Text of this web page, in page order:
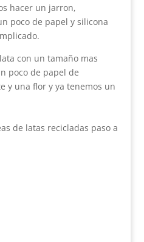
hacer un jarron,
poco de papel y silicona
con un tamaño mas
poco de papel de
y una flor y ya tenemos un
de latas recicladas paso a